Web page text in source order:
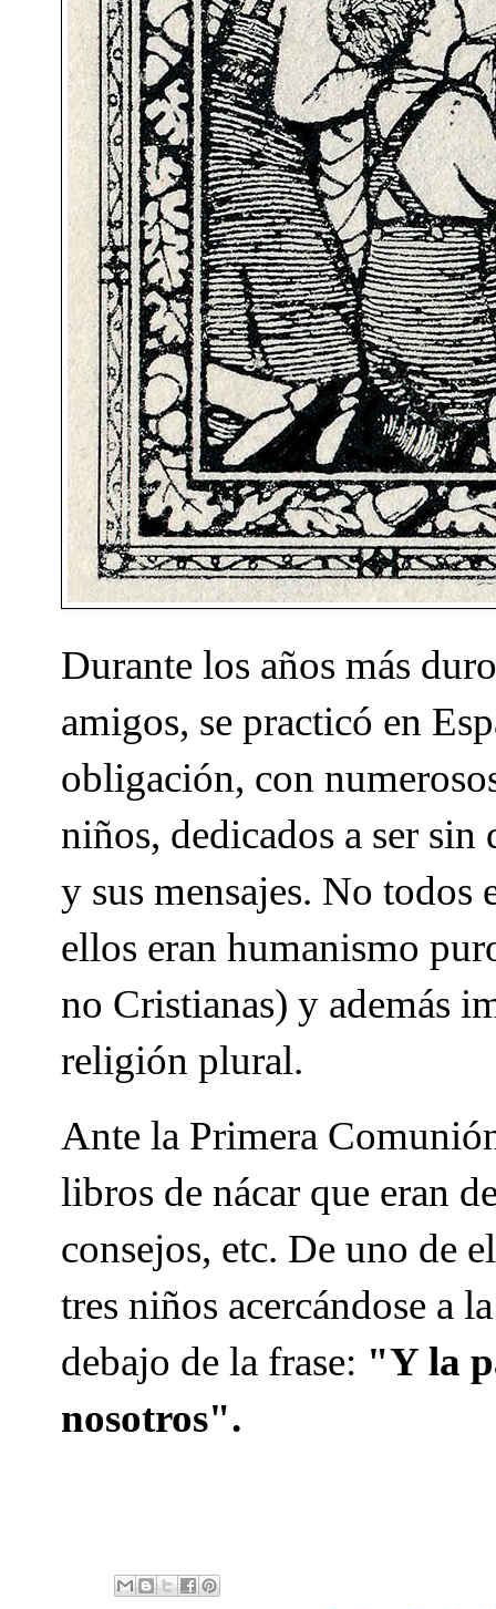
Durante los años más
amigos, se practicó en
obligación, con
niños, dedicados a ser
y sus mensajes. No todos
ellos eran humanismo
no Cristianas) y además
religión plural.
Ante la Primera
libros de nácar que eran
consejos, etc. De uno de
tres niños acercándose a
debajo de la frase: "Y la
nosotros".